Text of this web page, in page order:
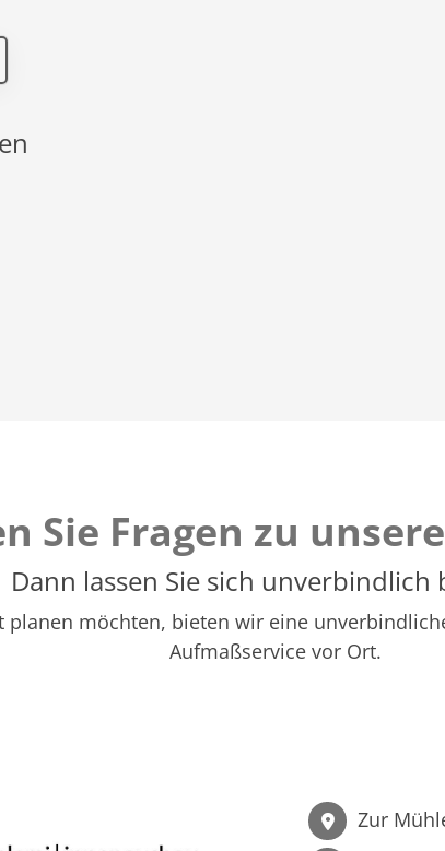
Sie Fragen zu
Dann lassen Sie sich unverbindlich
möchten, bieten wir eine
Aufmaßservice vor Ort.
Zur